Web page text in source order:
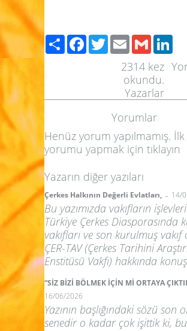
PaylaşFacebook
TwitterEmailGmail
2314 kez
okundu.
Yazarlar
Yorumlar
Henüz yorum yapılmamış. İlk
yorumu yapmak için tıklayın
Yazarın diğer yazıları
Çerkes Halkının Değerli Evlatları, - 14/
Bu yazımızda vakıfların
Türkiye Çerkes Diasporasında
vakıfları ve son kurulmuş vakıf
ÇER-TAV (Çerkes Tarihini
Enstitüsü Vakfı) hakkında
“SİZ BİZİ BÖLMEK İÇİN Mİ ORTAYA
16/06/2026
Yazının başlığındaki sözü son
senedir o kadar çok işittik ki,